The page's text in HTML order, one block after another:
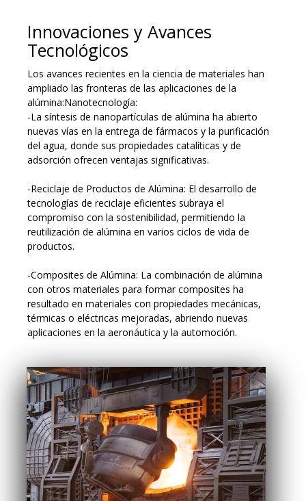
Innovaciones y Avances
Tecnológicos
Los avances recientes en la ciencia de materiales han
ampliado las fronteras de las aplicaciones de la
alúmina:Nanotecnología:
-La síntesis de nanopartículas de alúmina ha abierto
nuevas vías en la entrega de fármacos y la purificación
del agua, donde sus propiedades catalíticas y de
adsorción ofrecen ventajas significativas.
-Reciclaje de Productos de Alúmina: El desarrollo de
tecnologías de reciclaje eficientes subraya el
compromiso con la sostenibilidad, permitiendo la
reutilización de alúmina en varios ciclos de vida de
productos.
-Composites de Alúmina: La combinación de alúmina
con otros materiales para formar composites ha
resultado en materiales con propiedades mecánicas,
térmicas o eléctricas mejoradas, abriendo nuevas
aplicaciones en la aeronáutica y la automoción.